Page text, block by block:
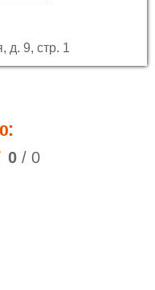
д. 9, стр. 1
0 / 0